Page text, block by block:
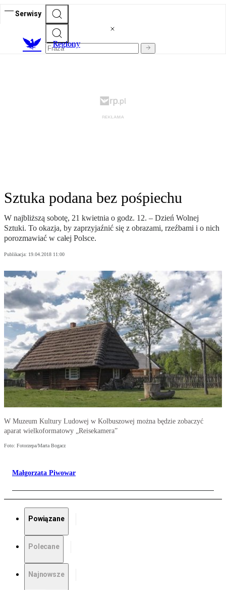
Serwisy
Regiony
Sztuka podana bez pośpiechu
W najbliższą sobotę, 21 kwietnia o godz. 12. – Dzień Wolnej
Sztuki. To okazja, by zaprzyjaźnić się z obrazami, rzeźbami i o nich
porozmawiać w całej Polsce.
Publikacja: 19.04.2018 11:00
W Muzeum Kultury Ludowej w Kolbuszowej można będzie zobaczyć
aparat wielkoformatowy „Reisekamera”
Foto: Fotorzepa/Marta Bogacz
Małgorzata Piwowar
Powiązane
Polecane
Najnowsze